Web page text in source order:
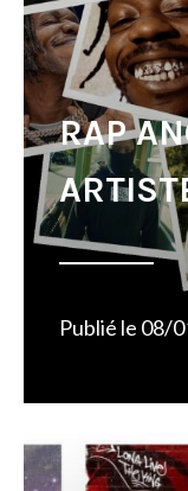
RAP
Publié le 08/